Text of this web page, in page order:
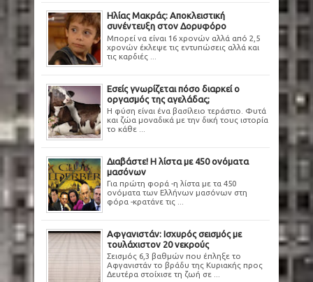
Ηλίας Μακράς: Αποκλειστική
συνέντευξη στον Δορυφόρο
Μπορεί να είναι 16 χρονών αλλά από 2,5
χρονών έκλεψε τις εντυπώσεις αλλά και
τις καρδιές ...
Εσείς γνωρίζεται πόσο διαρκεί ο
οργασμός της αγελάδας;
Η φύση είναι ένα βασίλειο τεράστιο. Φυτά
και ζώα μοναδικά με την δική τους ιστορία
το κάθε ...
Διαβάστε! Η λίστα με 450 ονόματα
μασόνων
Για πρώτη φορά -η λίστα με τα 450
ονόματα των Ελλήνων μασόνων στη
φόρα -κρατάνε τις ...
Αφγανιστάν: Ισχυρός σεισμός με
τουλάχιστον 20 νεκρούς
Σεισμός 6,3 βαθμών που έπληξε το
Αφγανιστάν το βράδυ της Κυριακής προς
Δευτέρα στοίχισε τη ζωή σε ...